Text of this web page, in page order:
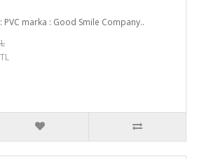
marka : Good Smile Company..